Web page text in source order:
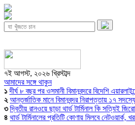
৭ই আগস্ট, ২০২৬ খ্রিস্টাব্দ
আমাদের সঙ্গে থাকুন
১ দীর্ঘ ৮ বছর পর ওসমানী বিমানবন্দরে বিদেশি
২ আন্তর্জাতিক মানে বিমানবন্দর নিরাপত্তায় ১৭
৩ দ্বিতীয় রানওয়ে ছাড়া থার্ড টার্মিনাল কি সত্যিই
৪ থার্ড টার্মিনালের প্রতিটি কোণায় মিলবে নেটওয়ার্ক,